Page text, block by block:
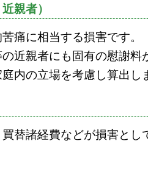
親者）
痛に相当する損害です。
近親者にも固有の慰謝料
内の立場を考慮し算出し
替諸経費などが損害とし